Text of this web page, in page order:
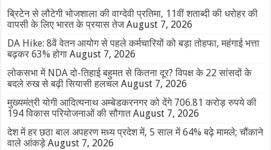
ब्रिटेन से लौटेगी भोजशाला की वाग्देवी प्रतिमा, 11वीं शताब्दी की धरोहर की
वापसी के लिए भारत के प्रयास तेज August 7, 2026
DA Hike: 8वें वेतन आयोग से पहले कर्मचारियों को बड़ा तोहफा, महंगाई भत्ता
बढ़कर 63% होगा August 7, 2026
लोकसभा में NDA दो-तिहाई बहुमत से कितना दूर? विपक्ष के 22 सांसदों के
बदले रुख से बढ़ी सियासी हलचल August 7, 2026
मुख्यमंत्री योगी आदित्यनाथ अम्बेडकरनगर को देंगे 706.81 करोड़ रुपये की
194 विकास परियोजनाओं की सौगात August 7, 2026
देश में हर छठा बाल अपहरण मध्य प्रदेश में, 5 साल में 64% बढ़े मामले; चौंकाने
वाले आंकड़े August 7, 2026